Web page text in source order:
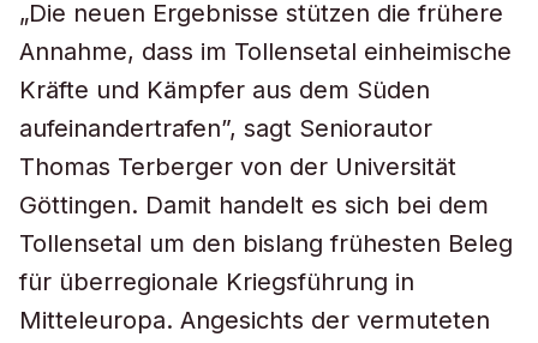
„Die neuen Ergebnisse stützen die frühere
Annahme, dass im Tollensetal einheimische
Kräfte und Kämpfer aus dem Süden
aufeinandertrafen”, sagt Seniorautor
Thomas Terberger von der Universität
Göttingen. Damit handelt es sich bei dem
Tollensetal um den bislang frühesten Beleg
für überregionale Kriegsführung in
Mitteleuropa. Angesichts der vermuteten